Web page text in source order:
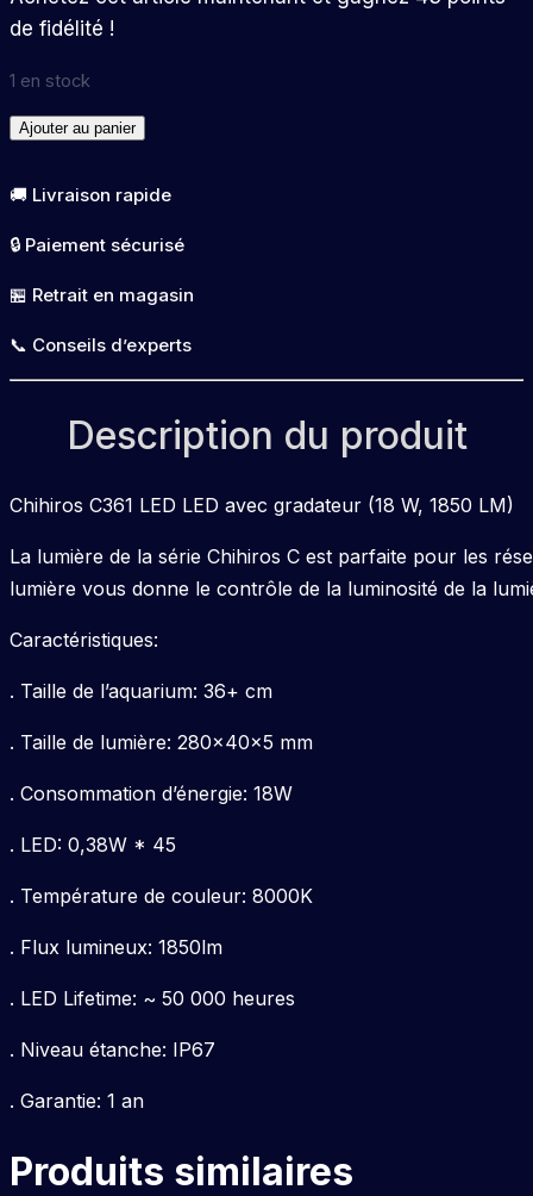
de fidélité !
1 en stock
quantité
C
LED
C361
Ajouter au panier
🚚 Livraison rapide
🔒 Paiement sécurisé
🏪 Retrait en magasin
📞 Conseils d’experts
Description du produit
Chihiros C361 LED LED avec gradateur (18 W, 1850 LM)
La lumière de la série Chihiros C est parfaite pour les
lumière vous donne le contrôle de la luminosité de la
Caractéristiques:
. Taille de l’aquarium: 36+ cm
. Taille de lumière: 280x40x5 mm
. Consommation d’énergie: 18W
. LED: 0,38W * 45
. Température de couleur: 8000K
. Flux lumineux: 1850lm
. LED Lifetime: ~ 50 000 heures
. Niveau étanche: IP67
. Garantie: 1 an
Produits similaires